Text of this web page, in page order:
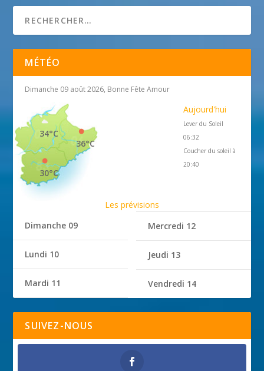
MÉTÉO
Dimanche 09 août 2026, Bonne Fête Amour
36°C
34°C
30°C
Aujourd'hui
Lever du Soleil
06:32
Coucher du soleil à
20:40
Les prévisions
Dimanche 09
Lundi 10
Mardi 11
Mercredi 12
Jeudi 13
Vendredi 14
SUIVEZ-NOUS